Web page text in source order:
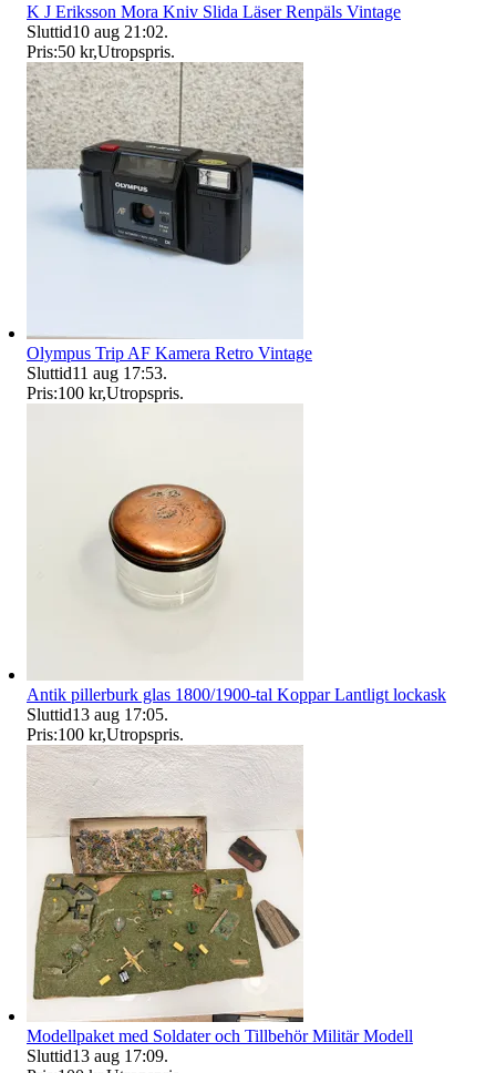
K J Eriksson Mora Kniv Slida Läser Renpäls Vintage
Sluttid10 aug 21:02.
Pris:50 kr,Utropspris.
Olympus Trip AF Kamera Retro Vintage
Sluttid11 aug 17:53.
Pris:100 kr,Utropspris.
Antik pillerburk glas 1800/1900-tal Koppar Lantligt lockask
Sluttid13 aug 17:05.
Pris:100 kr,Utropspris.
Modellpaket med Soldater och Tillbehör Militär Modell
Sluttid13 aug 17:09.